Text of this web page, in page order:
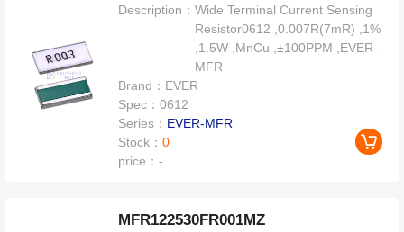
Description：Wide Terminal Current Sensing
Resistor0612 ,0.007R(7mR) ,1%
,1.5W ,MnCu ,±100PPM ,EVER-
MFR
Brand： EVER
Spec：0612
Series： EVER-MFR
Stock：0
price：-
MFR122530FR001MZ